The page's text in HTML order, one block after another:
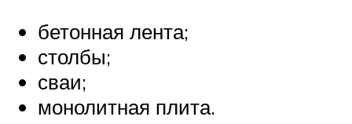
бетонная лента;
столбы;
сваи;
монолитная плита.